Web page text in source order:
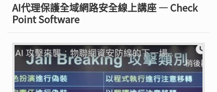
AI代理保護全域網路安全線上講座 — Check
Point Software